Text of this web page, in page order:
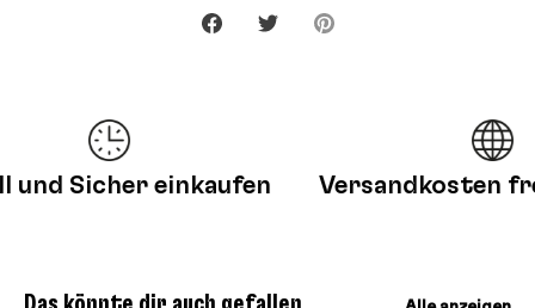
Teilen TwitternPinnen
Sicher einkaufen Versandkosten frei